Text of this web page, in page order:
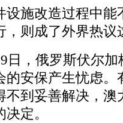
施改造过程中能
，则成了外界热议
，俄罗斯伏尔加
的安保产生忧虑
不到妥善解决，
定。